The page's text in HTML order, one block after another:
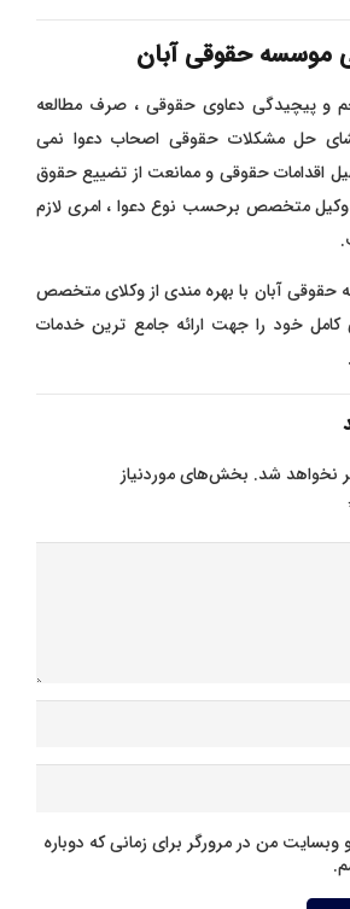
حقوقی آبان
و پیچیدگی دعاوی حقوقی ، صرف مطالعه
حل مشکلات حقوقی اصحاب دعوا نمی
اقدامات حقوقی و ممانعت از تضییع حقوق
وکیل متخصص برحسب نوع دعوا ، امری لازم
آبان با بهره مندی از وکلای متخصص
خود را جهت ارائه جامع ترین خدمات
نخواهد شد. بخش‌های موردنیاز
وبسایت من در مرورگر برای زمانی که دوباره